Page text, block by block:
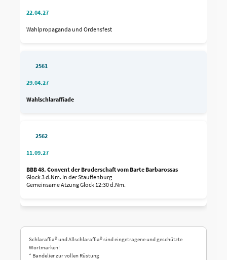
22.04.27
Wahlpropaganda und Ordensfest
2561
29.04.27
Wahlschlaraffiade
2562
11.09.27
BBB 48. Convent der Bruderschaft vom Barte Barbarossas
Glock 3 d.Nm. In der Stauffenburg
Gemeinsame Atzung Glock 12:30 d.Nm.
Schlaraffia® und Allschlaraffia® sind eingetragene und geschützte
Wortmarken!
* Bandelier zur vollen Rüstung